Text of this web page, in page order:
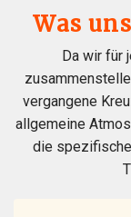
Was
Da wir für
vergangene
allgemeine
die